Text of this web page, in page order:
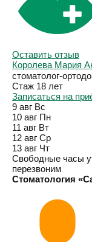
Оставить отзыв
Королева Мария
стоматолог-
Стаж 18 лет
Записаться на
9 авг Вс
10 авг Пн
11 авг Вт
12 авг Ср
13 авг Чт
Свободные часы
перезвоним
Стоматология